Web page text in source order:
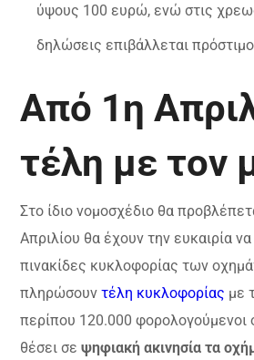
ύψους 100 ευρώ, ενώ στις
δηλώσεις επιβάλλεται
Aπό 1η
τέλη με τον
Στο ίδιο νομοσχέδιο θα
Απριλίου θα έχουν την ευκαιρία
πινακίδες κυκλοφορίας των
πληρώσουντέλη κυκλοφορίας με
περίπου 120.000 φορολογούμενοι
θέσει σε ψηφιακή ακινησία τα